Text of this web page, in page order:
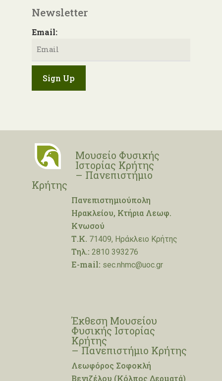
Newsletter
Email:
Μουσείο Φυσικής
Ιστορίας Κρήτης
– Πανεπιστήμιο
Κρήτης
Πανεπιστημιούπολη
Ηρακλείου, Κτήρια Λεωφ.
Κνωσού
Τ.Κ. 71409, Ηράκλειο Κρήτης
Τηλ.: 2810 393276
E-mail: sec.nhmc@uoc.gr
Έκθεση Μουσείου
Φυσικής Ιστορίας
Κρήτης
– Πανεπιστήμιο Κρήτης
Λεωφόρος Σοφοκλή
Βενιζέλου (Κόλπος Δερματά)